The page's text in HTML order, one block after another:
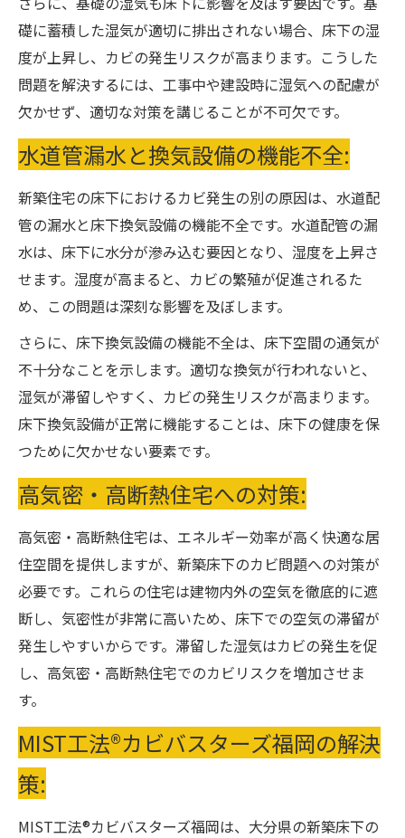
礎に蓄積した湿気が適切に排出されない場合、床下の湿
度が上昇し、カビの発生リスクが高まります。こうした
問題を解決するには、工事中や建設時に湿気への配慮が
欠かせず、適切な対策を講じることが不可欠です。
水道管漏水と換気設備の機能不全:
新築住宅の床下におけるカビ発生の別の原因は、水道配
管の漏水と床下換気設備の機能不全です。水道配管の漏
水は、床下に水分が滲み込む要因となり、湿度を上昇さ
せます。湿度が高まると、カビの繁殖が促進されるた
め、この問題は深刻な影響を及ぼします。
さらに、床下換気設備の機能不全は、床下空間の通気が
不十分なことを示します。適切な換気が行われないと、
湿気が滞留しやすく、カビの発生リスクが高まります。
床下換気設備が正常に機能することは、床下の健康を保
つために欠かせない要素です。
高気密・高断熱住宅への対策:
高気密・高断熱住宅は、エネルギー効率が高く快適な居
住空間を提供しますが、新築床下のカビ問題への対策が
必要です。これらの住宅は建物内外の空気を徹底的に遮
断し、気密性が非常に高いため、床下での空気の滞留が
発生しやすいからです。滞留した湿気はカビの発生を促
し、高気密・高断熱住宅でのカビリスクを増加させま
す。
MIST工法®カビバスターズ福岡の解決
策:
MIST工法®カビバスターズ福岡は、大分県の新築床下の